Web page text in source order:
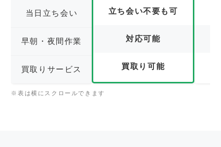
当日立ち会い
早朝・夜間作業
買取りサービス
立ち会い不要も可
対応可能
買取り可能
※表は横にスクロールできます